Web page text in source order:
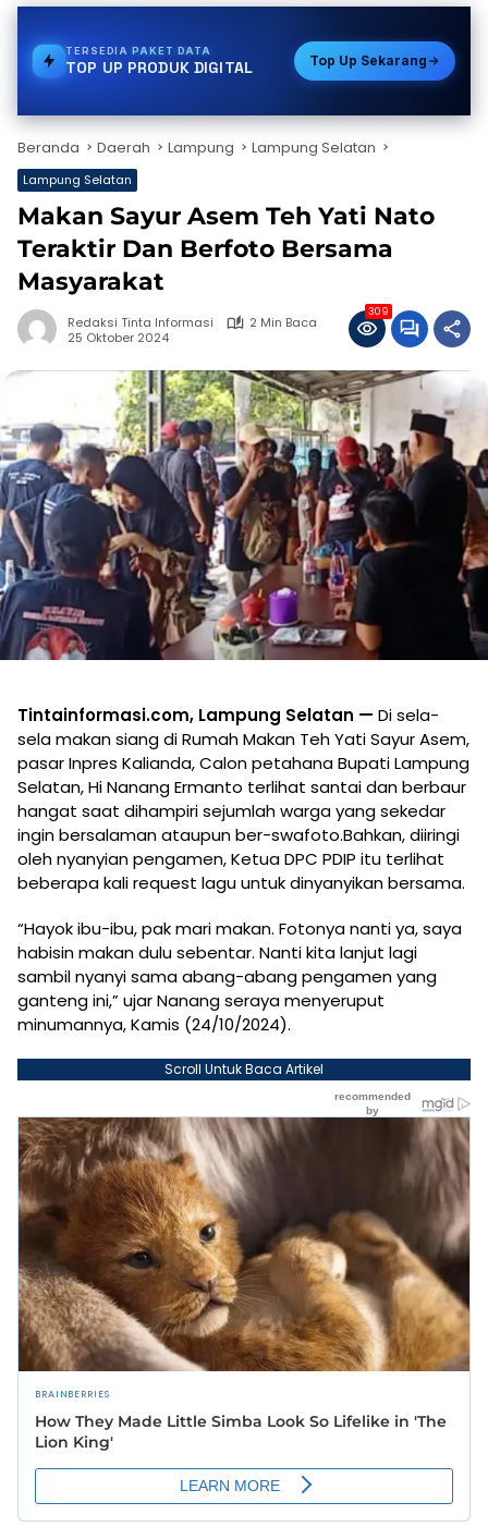
TERSEDIABPJS
TOP UP PRODUK DIGITAL Top Up Sekarang
Beranda Daerah Lampung Lampung Selatan
Lampung Selatan
Makan Sayur Asem Teh Yati Nato
Teraktir Dan Berfoto Bersama
Masyarakat
Redaksi Tinta Informasi
2 Min Baca
25 Oktober 2024
309
Tintainformasi.com, Lampung Selatan — Di sela-
sela makan siang di Rumah Makan Teh Yati Sayur Asem,
pasar Inpres Kalianda, Calon petahana Bupati Lampung
Selatan, Hi Nanang Ermanto terlihat santai dan berbaur
hangat saat dihampiri sejumlah warga yang sekedar
ingin bersalaman ataupun ber-swafoto.Bahkan, diiringi
oleh nyanyian pengamen, Ketua DPC PDIP itu terlihat
beberapa kali request lagu untuk dinyanyikan bersama.
“Hayok ibu-ibu, pak mari makan. Fotonya nanti ya, saya
habisin makan dulu sebentar. Nanti kita lanjut lagi
sambil nyanyi sama abang-abang pengamen yang
ganteng ini,” ujar Nanang seraya menyeruput
minumannya, Kamis (24/10/2024).
Scroll Untuk Baca Artikel